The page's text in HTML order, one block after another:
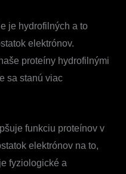
je hydrofilných a to
elektrónov.
proteíny hydrofilnými
sa stanú viac
funkciu proteínov v
elektrónov na to,
fyziologické a